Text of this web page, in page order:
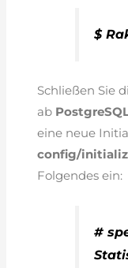
$
Schließen Sie
ab
eine neue
config/
Folgendes ein:
#